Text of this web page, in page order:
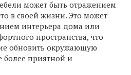
может быть отражением
в своей жизни. Это может
интерьера дома или
пространства, что
обновить окружающую
более приятной и